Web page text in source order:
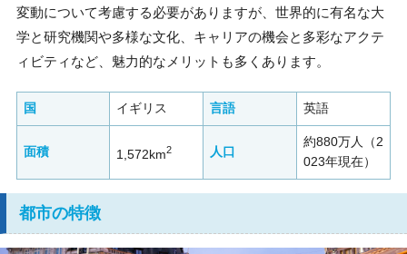
変動について考慮する必要がありますが、世界的に有名な大
学と研究機関や多様な文化、キャリアの機会と多彩なアクテ
ィビティなど、魅力的なメリットも多くあります。
国 イギリス 言語 英語
面積 1,572km2 人口
約880万人（2
023年現在）
都市の特徴